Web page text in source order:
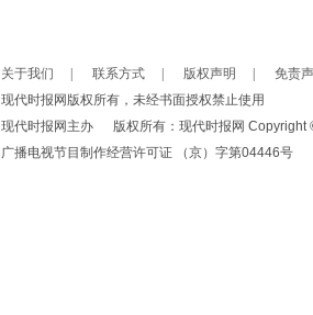
关于我们 联系方式 版权声明
免责
现代时报网版权所有，未经书面授权禁止使用
现代时报网主办 版权所有：现代时报网 Copyright
广播电视节目制作经营许可证 （京）字第04446